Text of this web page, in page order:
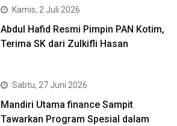
Kamis, 2 Juli 2026
Abdul Hafid Resmi Pimpin PAN Kotim,
Terima SK dari Zulkifli Hasan
Sabtu, 27 Juni 2026
Mandiri Utama finance Sampit
Tawarkan Program Spesial dalam